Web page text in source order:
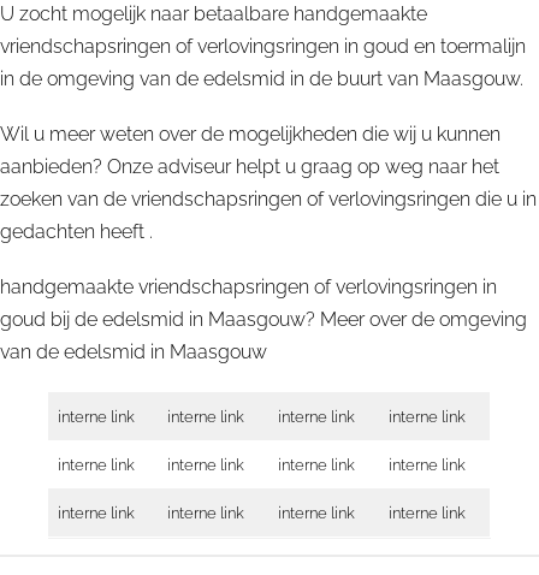
U zocht mogelijk naar betaalbare handgemaakte
vriendschapsringen of verlovingsringen in goud en toermalijn
in de omgeving van de edelsmid in de buurt van Maasgouw.
Wil u meer weten over de mogelijkheden die wij u kunnen
aanbieden? Onze adviseur helpt u graag op weg naar het
zoeken van de vriendschapsringen of verlovingsringen die u in
gedachten heeft .
handgemaakte vriendschapsringen of verlovingsringen in
goud bij de edelsmid in Maasgouw? Meer over de omgeving
van de edelsmid in Maasgouw
interne link interne link interne link interne link
interne link interne link interne link interne link
interne link interne link interne link interne link